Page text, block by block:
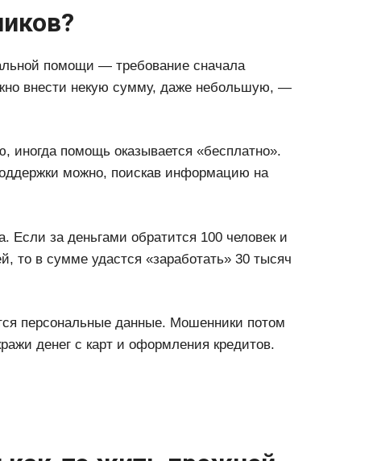
помощи — требование сначала
внести некую сумму, даже небольшую, —
иногда помощь оказывается «бесплатно».
можно, поискав информацию на
Если за деньгами обратится 100 человек и
то в сумме удастся «заработать» 30 тысяч
персональные данные. Мошенники потом
денег с карт и оформления кредитов.